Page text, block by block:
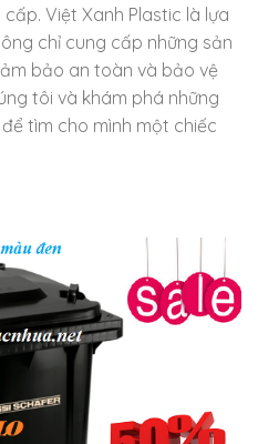
Việt Xanh Plastic là lựa
chỉ cung cấp những sản
bảo an toàn và bảo vệ
tôi và khám phá những
để tìm cho mình một chiếc